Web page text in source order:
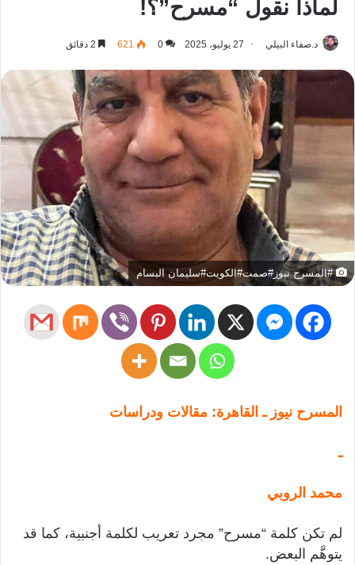
لماذا نقول “مسرح”؟!
د.صفاء البيلي 27 يوليو، 2025 0
621
#المسرح نيوز#صمت#الكويت#سليمان البسام
المسرح نيوز ـ القاهرة: مقالات ودراسات
ـ
محمد الروبي
لم تكن كلمة “مسرح” مجرد تعريب لكلمة أجنبية، كما قد
يتوهَّم البعض.